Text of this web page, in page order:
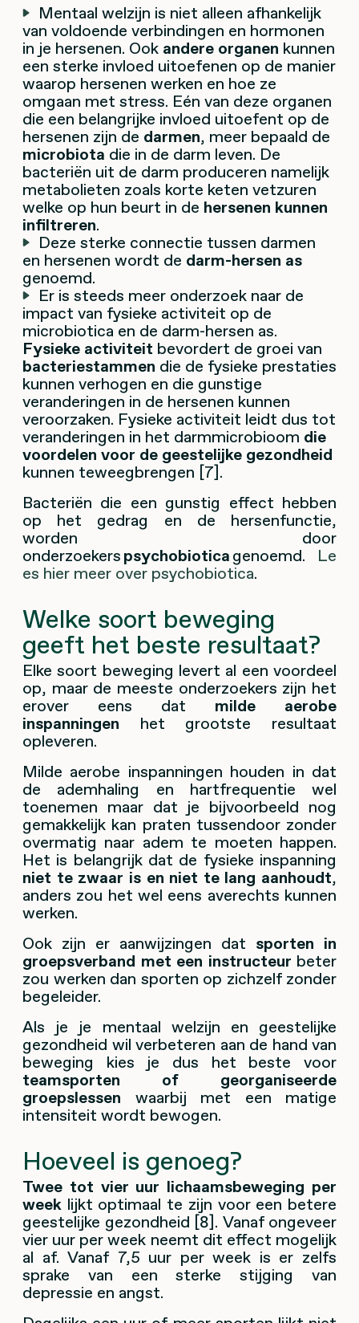
Mentaal welzijn is niet alleen afhankelijk
van voldoende verbindingen en hormonen
in je hersenen. Ook andere organen kunnen
een sterke invloed uitoefenen op de manier
waarop hersenen werken en hoe ze
omgaan met stress. Eén van deze organen
die een belangrijke invloed uitoefent op de
hersenen zijn de darmen, meer bepaald de
microbiota die in de darm leven. De
bacteriën uit de darm produceren namelijk
metabolieten zoals korte keten vetzuren
welke op hun beurt in de hersenen kunnen
infiltreren.
Deze sterke connectie tussen darmen
en hersenen wordt de darm-hersen as
genoemd.
Er is steeds meer onderzoek naar de
impact van fysieke activiteit op de
microbiotica en de darm-hersen as.
Fysieke activiteit bevordert de groei van
bacteriestammen die de fysieke prestaties
kunnen verhogen en die gunstige
veranderingen in de hersenen kunnen
veroorzaken. Fysieke activiteit leidt dus tot
veranderingen in het darmmicrobioom die
voordelen voor de geestelijke gezondheid
kunnen teweegbrengen [7].
Bacteriën die een gunstig effect hebben
op het gedrag en de hersenfunctie,
worden door
onderzoekerspsychobioticagenoemd. Le
es hier meer over psychobiotica.
Welke soort beweging
geeft het beste resultaat?
Elke soort beweging levert al een voordeel
op, maar de meeste onderzoekers zijn het
erover eens dat milde aerobe
inspanningen het grootste resultaat
opleveren.
Milde aerobe inspanningen houden in dat
de ademhaling en hartfrequentie wel
toenemen maar dat je bijvoorbeeld nog
gemakkelijk kan praten tussendoor zonder
overmatig naar adem te moeten happen.
Het is belangrijk dat de fysieke inspanning
niet te zwaar is en niet te lang aanhoudt,
anders zou het wel eens averechts kunnen
werken.
Ook zijn er aanwijzingen dat sporten in
groepsverband met een instructeur beter
zou werken dan sporten op zichzelf zonder
begeleider.
Als je je mentaal welzijn en geestelijke
gezondheid wil verbeteren aan de hand van
beweging kies je dus het beste voor
teamsporten of georganiseerde
groepslessen waarbij met een matige
intensiteit wordt bewogen.
Hoeveel is genoeg?
Twee tot vier uur lichaamsbeweging per
week lijkt optimaal te zijn voor een betere
geestelijke gezondheid [8]. Vanaf ongeveer
vier uur per week neemt dit effect mogelijk
al af. Vanaf 7,5 uur per week is er zelfs
sprake van een sterke stijging van
depressie en angst.